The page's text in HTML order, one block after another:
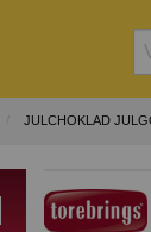
JULCHOKLAD